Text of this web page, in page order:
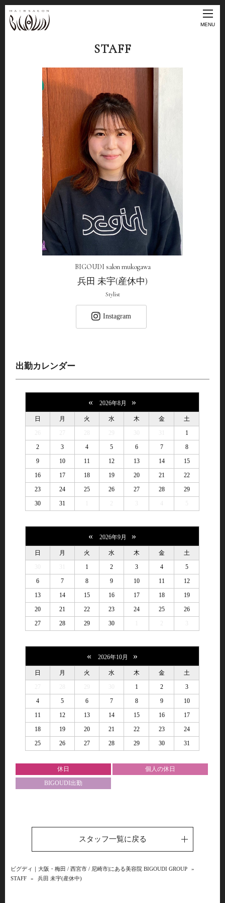
MENU
STAFF
BIGOUDI salon mukogawa
兵田 未宇(産休中)
Stylist
Instagram
出勤カレンダー
« 2026年8月 »
日 月 火 水 木 金
土
1
2
3 4 5 6 7
8
9
10 11 12 13 14
15
16
17 18 19 20 21
22
23
24 25 26 27 28
29
30
31
« 2026年9月 »
日 月 火 水 木 金
土
1 2 3 4
5
6
7 8 9 10 11
12
13
14 15 16 17 18
19
20
21 22 23 24 25
26
27
28 29 30
« 2026年10月 »
日 月 火 水 木 金
土
1 2
3
4
5 6 7 8 9
10
11
12 13 14 15 16
17
18
19 20 21 22 23
24
25
26 27 28 29 30 31
休日
個人の休日
BIGOUDI出勤
スタッフ一覧に戻る
ビグディ｜大阪・梅田 / 西宮市 / 尼崎市|にある美容院 BIGOUDI GROUP
»
STAFF
» 兵田 未宇(産休中)